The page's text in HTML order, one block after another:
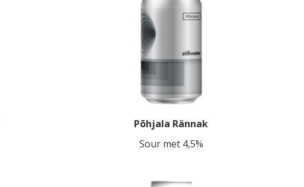
Põhjala Rännak
Sour met 4,5%